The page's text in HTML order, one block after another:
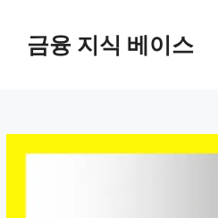
금융 지식 베이스